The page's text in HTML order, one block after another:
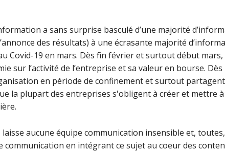
a sans surprise basculé d’une majorité
des résultats) à une écrasante majorité
Covid-19 en mars. Dès fin février et surtout début
sur l’activité de l’entreprise et sa valeur en bourse.
en période de confinement et surtout
la plupart des entreprises s'obligent à créer et mettre
laisse aucune équipe communication insensible et,
en intégrant ce sujet au coeur des